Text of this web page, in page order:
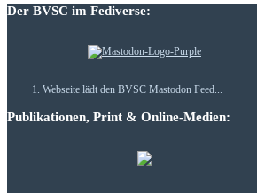
Der BVSC im Fediverse:
Webseite lädt den BVSC Mastodon Feed...
Publikationen, Print & Online-Medien: